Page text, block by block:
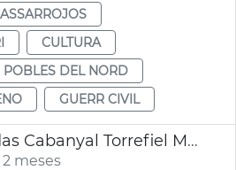
CULTURA
POBLES DEL NORD
GUERR CIVIL
Nuevas viviendas Cabanyal Torrefiel Massrrojos València
meses